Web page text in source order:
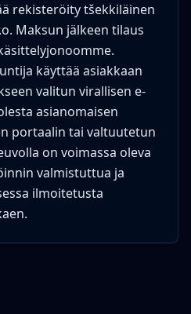
rekisteröity tšekkiläinen
Maksun jälkeen tilaus
käyttää asiakkaan
valitun virallisen e-
asianomaisen
portaalin tai valtuutetun
on voimassa oleva
valmistuttua ja
ilmoitetusta